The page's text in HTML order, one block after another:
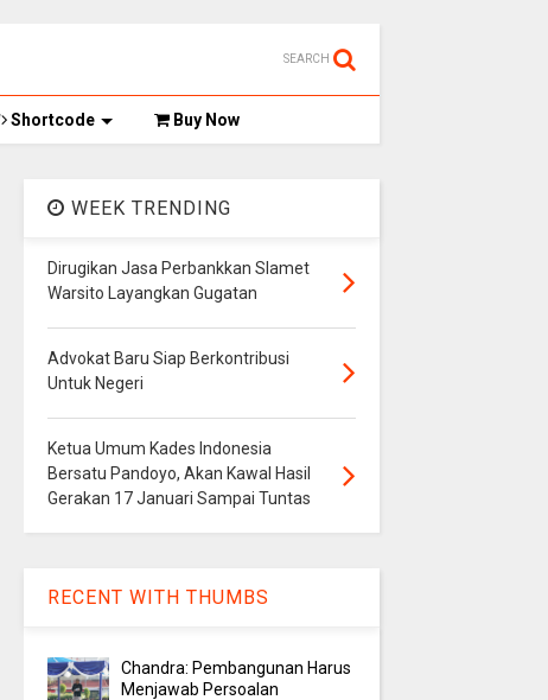
SEARCH
Shortcode Buy Now
WEEK TRENDING
Dirugikan Jasa Perbankkan Slamet
Warsito Layangkan Gugatan
Advokat Baru Siap Berkontribusi
Untuk Negeri
Ketua Umum Kades Indonesia
Bersatu Pandoyo, Akan Kawal Hasil
Gerakan 17 Januari Sampai Tuntas
RECENT WITH THUMBS
Chandra: Pembangunan Harus
Menjawab Persoalan